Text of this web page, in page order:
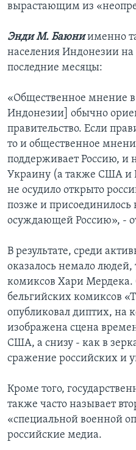
вырастающим из
Энди М. Баюниименно
населения Индонезии на
последние месяцы:
«Общественное мнение
Индонезии] обычно
правительство. Если
то и общественное
поддерживает Россию, и
Украину (а также США и
не осудило открыто
позже и
осуждающей Россию», -
В результате, среди
оказалось немало
комиксов Хари Мердека.
бельгийских комиксов
опубликовал диптих, на
изображена сцена
США, а снизу - как в
сражение российских и
Кроме того,
также часто называет
«специальной военной
российские медиа.